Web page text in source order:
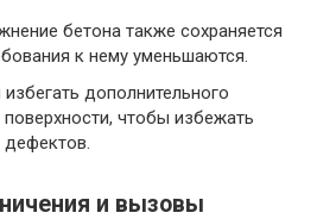
бетона также сохраняется
к нему уменьшаются.
дополнительного
чтобы избежать
дефектов.
и вызовы